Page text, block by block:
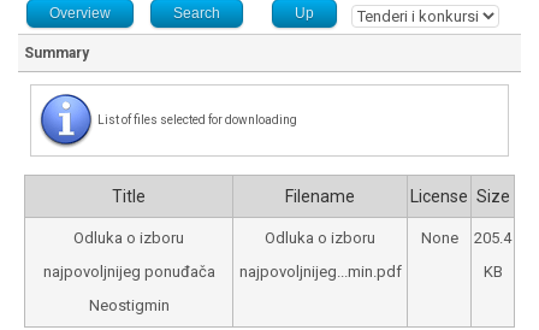
Overview Search Up
Summary
List of files selected for downloading
Title Filename License Size
Odluka o izboru
najpovoljnijeg ponuđača
Neostigmin
Odluka o izboru
najpovoljnijeg...min.pdf
None
205.4
KB